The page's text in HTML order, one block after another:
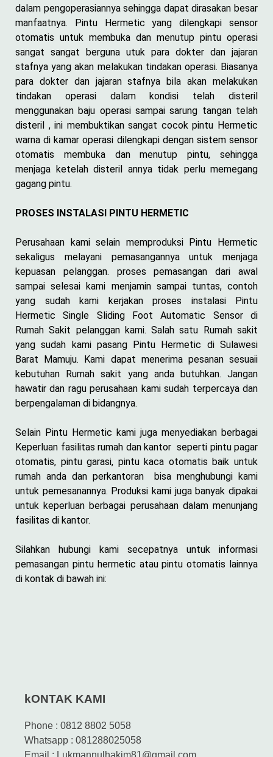
dalam pengoperasiannya sehingga dapat dirasakan besar
manfaatnya. Pintu Hermetic yang dilengkapi sensor
otomatis untuk membuka dan menutup pintu operasi
sangat sangat berguna utuk para dokter dan jajaran
stafnya yang akan melakukan tindakan operasi. Biasanya
para dokter dan jajaran stafnya bila akan melakukan
tindakan operasi dalam kondisi telah disteril
menggunakan baju operasi sampai sarung tangan telah
disteril , ini membuktikan sangat cocok pintu Hermetic
warna di kamar operasi dilengkapi dengan sistem sensor
otomatis membuka dan menutup pintu, sehingga
menjaga ketelah disteril annya tidak perlu memegang
gagang pintu.
PROSES INSTALASI PINTU HERMETIC
Perusahaan kami selain memproduksi Pintu Hermetic
sekaligus melayani pemasangannya untuk menjaga
kepuasan pelanggan. proses pemasangan dari awal
sampai selesai kami menjamin sampai tuntas, contoh
yang sudah kami kerjakan proses instalasi Pintu
Hermetic Single Sliding Foot Automatic Sensor di
Rumah Sakit pelanggan kami. Salah satu Rumah sakit
yang sudah kami pasang Pintu Hermetic di Sulawesi
Barat Mamuju. Kami dapat menerima pesanan sesuaii
kebutuhan Rumah sakit yang anda butuhkan. Jangan
hawatir dan ragu perusahaan kami sudah terpercaya dan
berpengalaman di bidangnya.
Selain Pintu Hermetic kami juga menyediakan berbagai
Keperluan fasilitas rumah dan kantor seperti pintu pagar
otomatis, pintu garasi, pintu kaca otomatis baik untuk
rumah anda dan perkantoran bisa menghubungi kami
untuk pemesanannya. Produksi kami juga banyak dipakai
untuk keperluan berbagai perusahaan dalam menunjang
fasilitas di kantor.
Silahkan hubungi kami secepatnya untuk informasi
pemasangan pintu hermetic atau pintu otomatis lainnya
di kontak di bawah ini:
kONTAK KAMI
Phone : 0812 8802 5058
Whatsapp : 081288025058